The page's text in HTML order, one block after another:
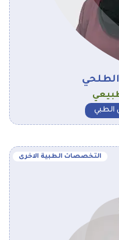
الطلحي
الطبي
التخصصات الطبية الاخرى